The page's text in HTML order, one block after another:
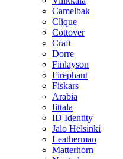
Camelbak
Clique
Cottover
Craft
Dorre
Finlayson
Firephant
Fiskars
Arabia
Iittala
ID Identity
Jalo Helsinki
Leatherman
Matterhorn